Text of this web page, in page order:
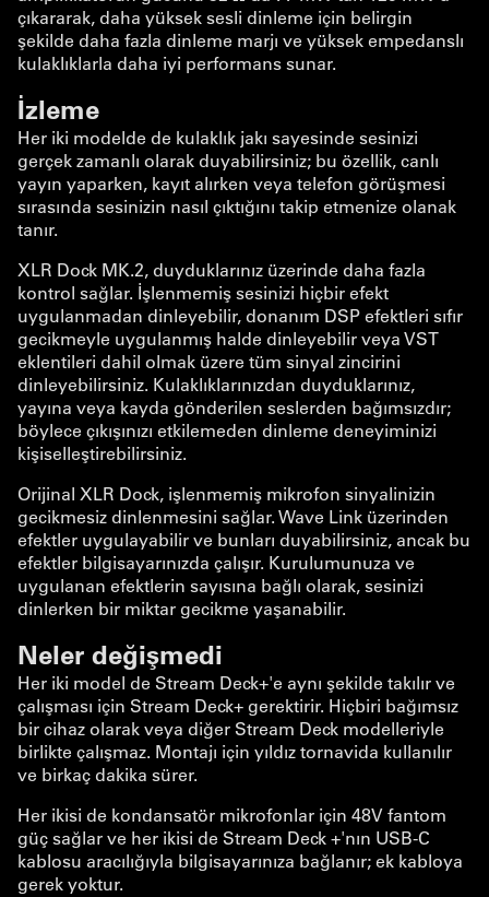
çıkararak, daha yüksek sesli dinleme için belirgin
şekilde daha fazla dinleme marjı ve yüksek empedanslı
kulaklıklarla daha iyi performans sunar.
İzleme
Her iki modelde de kulaklık jakı sayesinde sesinizi
gerçek zamanlı olarak duyabilirsiniz; bu özellik, canlı
yayın yaparken, kayıt alırken veya telefon görüşmesi
sırasında sesinizin nasıl çıktığını takip etmenize olanak
tanır.
XLR Dock MK.2, duyduklarınız üzerinde daha fazla
kontrol sağlar. İşlenmemiş sesinizi hiçbir efekt
uygulanmadan dinleyebilir, donanım DSP efektleri sıfır
gecikmeyle uygulanmış halde dinleyebilir veya VST
eklentileri dahil olmak üzere tüm sinyal zincirini
dinleyebilirsiniz. Kulaklıklarınızdan duyduklarınız,
yayına veya kayda gönderilen seslerden bağımsızdır;
böylece çıkışınızı etkilemeden dinleme deneyiminizi
kişiselleştirebilirsiniz.
Orijinal XLR Dock, işlenmemiş mikrofon sinyalinizin
gecikmesiz dinlenmesini sağlar. Wave Link üzerinden
efektler uygulayabilir ve bunları duyabilirsiniz, ancak bu
efektler bilgisayarınızda çalışır. Kurulumunuza ve
uygulanan efektlerin sayısına bağlı olarak, sesinizi
dinlerken bir miktar gecikme yaşanabilir.
Neler değişmedi
Her iki model de Stream Deck+'e aynı şekilde takılır ve
çalışması için Stream Deck+ gerektirir. Hiçbiri bağımsız
bir cihaz olarak veya diğer Stream Deck modelleriyle
birlikte çalışmaz. Montajı için yıldız tornavida kullanılır
ve birkaç dakika sürer.
Her ikisi de kondansatör mikrofonlar için 48V fantom
güç sağlar ve her ikisi de Stream Deck +'nın USB-C
kablosu aracılığıyla bilgisayarınıza bağlanır; ek kabloya
gerek yoktur.